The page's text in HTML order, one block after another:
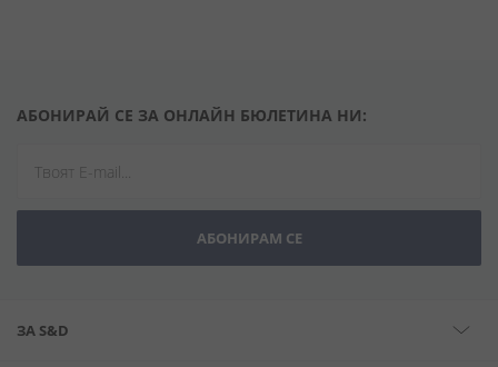
АБОНИРАЙ СЕ ЗА ОНЛАЙН БЮЛЕТИНА НИ:
АБОНИРАМ СЕ
ЗА S&D